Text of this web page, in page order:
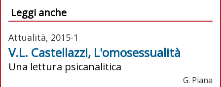
Leggi anche
Attualità, 2015-1
V.L. Castellazzi, L'omosessualità
Una lettura psicanalitica
G. Piana